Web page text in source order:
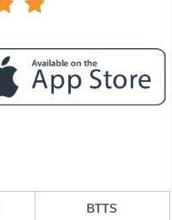
BTTS